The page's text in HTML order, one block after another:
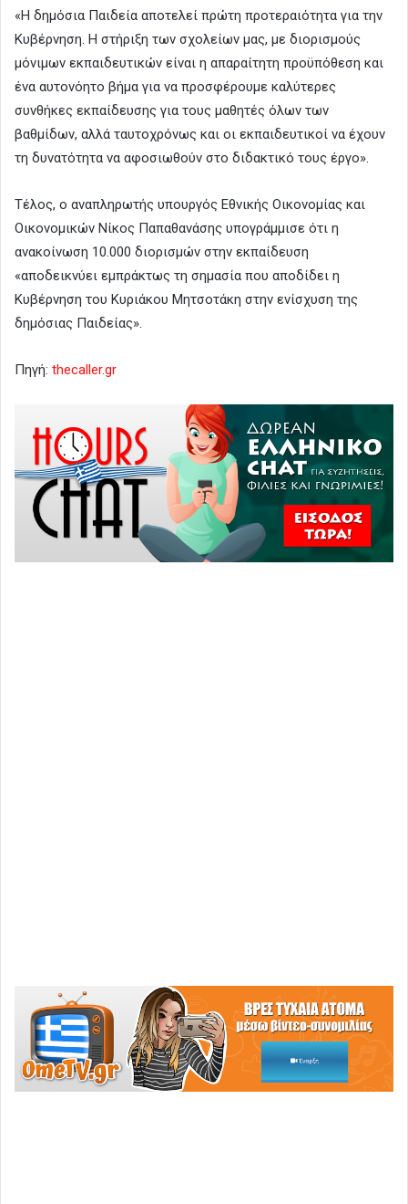
«Η δημόσια Παιδεία αποτελεί πρώτη προτεραιότητα για την
Κυβέρνηση. Η στήριξη των σχολείων μας, με διορισμούς
μόνιμων εκπαιδευτικών είναι η απαραίτητη προϋπόθεση και
ένα αυτονόητο βήμα για να προσφέρουμε καλύτερες
συνθήκες εκπαίδευσης για τους μαθητές όλων των
βαθμίδων, αλλά ταυτοχρόνως και οι εκπαιδευτικοί να έχουν
τη δυνατότητα να αφοσιωθούν στο διδακτικό τους έργο».
Τέλος, ο αναπληρωτής υπουργός Εθνικής Οικονομίας και
Οικονομικών Νίκος Παπαθανάσης υπογράμμισε ότι η
ανακοίνωση 10.000 διορισμών στην εκπαίδευση
«αποδεικνύει εμπράκτως τη σημασία που αποδίδει η
Κυβέρνηση του Κυριάκου Μητσοτάκη στην ενίσχυση της
δημόσιας Παιδείας».
Πηγή: thecaller.gr